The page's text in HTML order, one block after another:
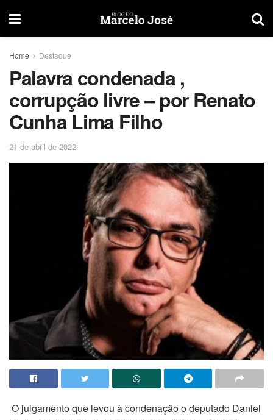
Home Destaque
Palavra condenada ,
corrupção livre – por Renato
Cunha Lima Filho
21 de abril de 2022
O julgamento que levou à condenação o deputado Daniel